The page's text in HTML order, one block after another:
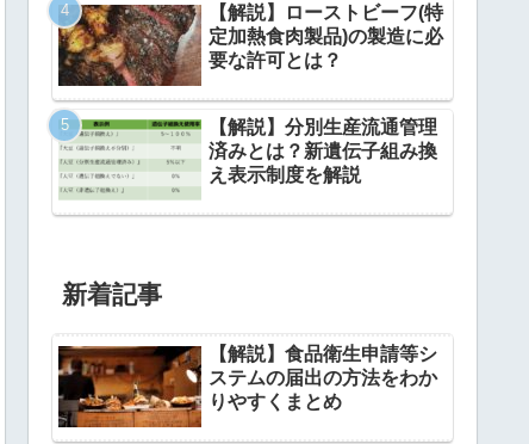
【解説】ローストビーフ(特
定加熱食肉製品)の製造に必
要な許可とは？
【解説】分別生産流通管理
済みとは？新遺伝子組み換
え表示制度を解説
新着記事
【解説】食品衛生申請等シ
ステムの届出の方法をわか
りやすくまとめ